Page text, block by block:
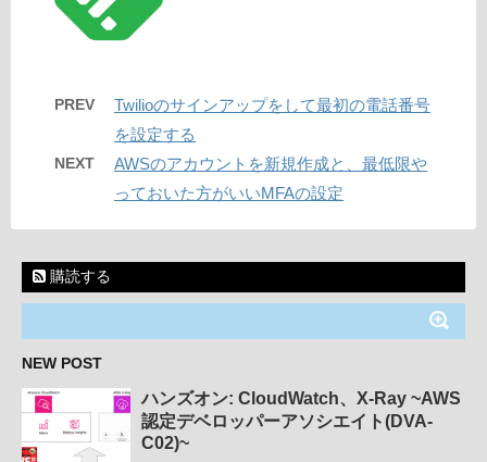
PREV
Twilioのサインアップをして最初の電話番号
を設定する
NEXT
AWSのアカウントを新規作成と、最低限や
っておいた方がいいMFAの設定
購読する
NEW POST
ハンズオン: CloudWatch、X-Ray ~AWS
認定デベロッパーアソシエイト(DVA-
C02)~